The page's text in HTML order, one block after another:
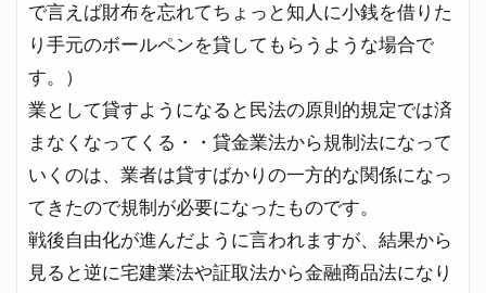
で言えば財布を忘れてちょっと知人に小銭を借りた
り手元のボールペンを貸してもらうような場合で
す。）
業として貸すようになると民法の原則的規定では済
まなくなってくる・・貸金業法から規制法になって
いくのは、業者は貸すばかりの一方的な関係になっ
てきたので規制が必要になったものです。
戦後自由化が進んだように言われますが、結果から
見ると逆に宅建業法や証取法から金融商品法になり